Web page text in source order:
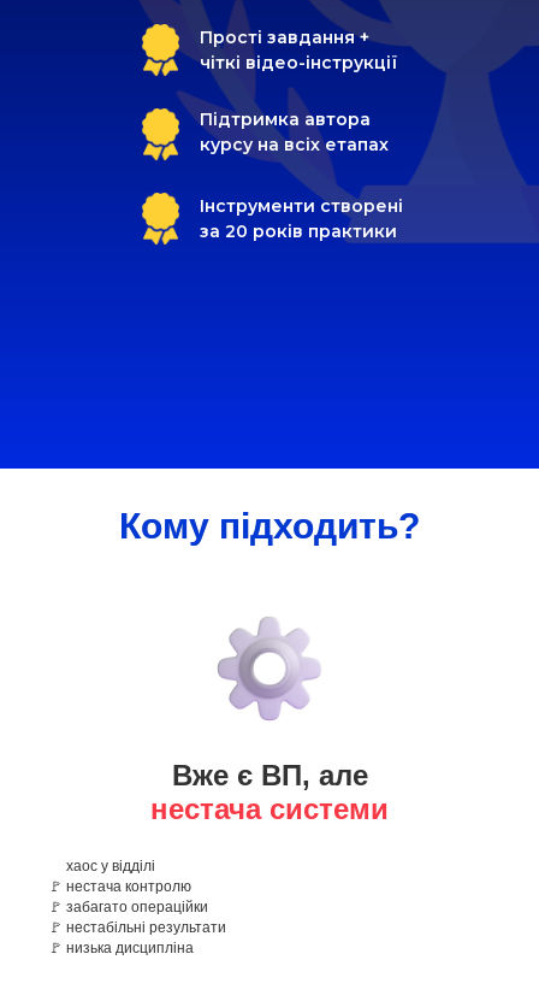
Прості завдання +
чіткі відео-інструкції
Підтримка автора
курсу на всіх етапах
Інструменти створені
за 20 років практики
Кому підходить?
Вже є ВП, але
нестача системи
хаос у відділі
🚩 нестача контролю
🚩 забагато операційки
🚩 нестабільні результати
🚩 низька дисципліна